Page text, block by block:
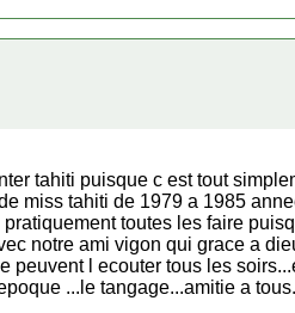
tahiti puisque c est tout
miss tahiti de 1979 a 1985
toutes les faire
notre ami vigon qui grace a
peuvent l ecouter tous les
...le tangage...amitie a